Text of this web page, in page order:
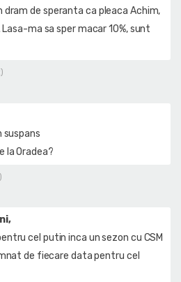
dram de speranta ca pleaca Achim,
ma sa sper macar 10%, sunt
suspans
la Oradea?
cel putin inca un sezon cu CSM
de fiecare data pentru cel